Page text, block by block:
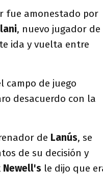
fue amonestado por
, nuevo jugador de
ida y vuelta entre
campo de juego
desacuerdo con la
de Lanús, se
de su decisión y
Newell's le dijo que